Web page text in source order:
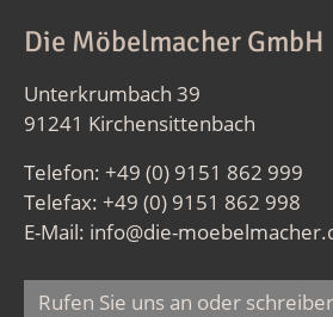
Die Möbelmacher GmbH
Unterkrumbach 39
91241 Kirchensittenbach
Telefon: +49 (0) 9151 862 999
Telefax: +49 (0) 9151 862 998
E-Mail: info@die-
Rufen Sie uns an oder